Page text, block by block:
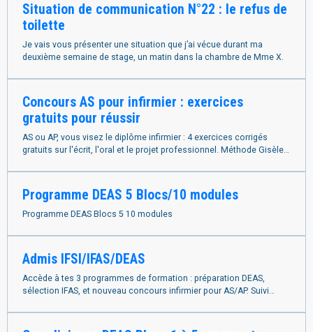
Situation de communication N°22 : le refus de
toilette
Je vais vous présenter une situation que j’ai vécue durant ma
deuxième semaine de stage, un matin dans la chambre de Mme X.
Concours AS pour infirmier : exercices
gratuits pour réussir
AS ou AP, vous visez le diplôme infirmier : 4 exercices corrigés
gratuits sur l'écrit, l'oral et le projet professionnel. Méthode Gisèle
Programme DEAS 5 Blocs/10 modules
Programme DEAS Blocs 5 10 modules
Admis IFSI/IFAS/DEAS
Accède à tes 3 programmes de formation : préparation DEAS,
sélection IFAS, et nouveau concours infirmier pour AS/AP. Suivi